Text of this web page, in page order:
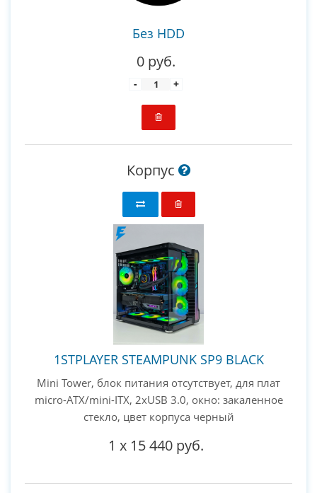
Без HDD
0 руб.
- +
Корпус
1STPLAYER STEAMPUNK SP9 BLACK
Mini Tower, блок питания отсутствует, для плат
micro-ATX/mini-ITX, 2xUSB 3.0, окно: закаленное
стекло, цвет корпуса черный
1 x 15 440 руб.